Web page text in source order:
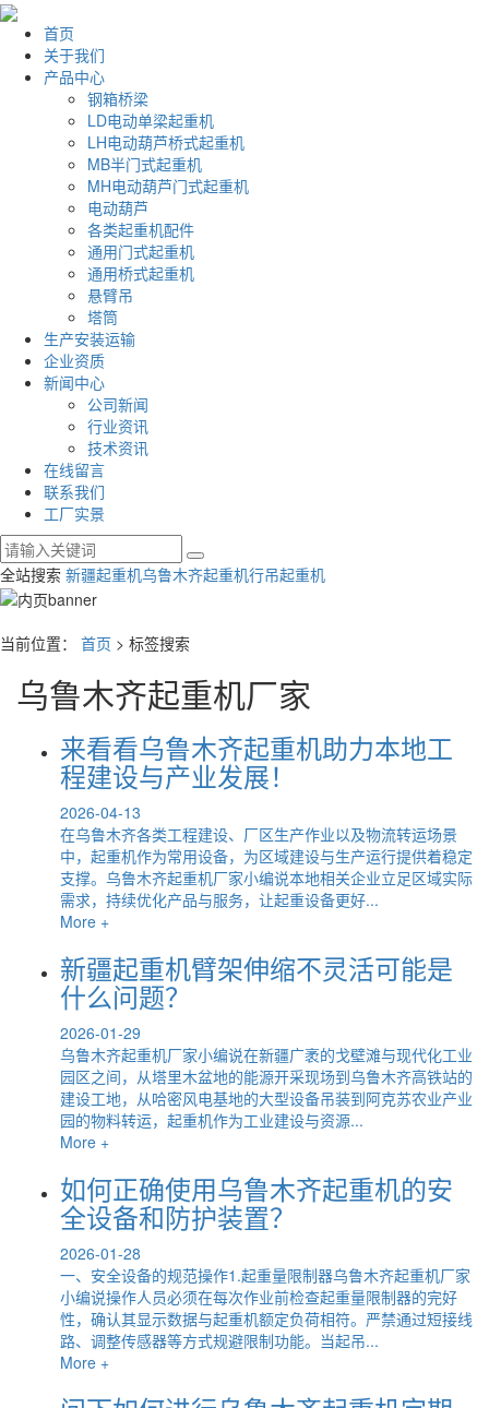
首页
关于我们
产品中心
钢箱桥梁
LD电动单梁起重机
LH电动葫芦桥式起重机
MB半门式起重机
MH电动葫芦门式起重机
电动葫芦
各类起重机配件
通用门式起重机
通用桥式起重机
悬臂吊
塔筒
生产安装运输
企业资质
新闻中心
公司新闻
行业资讯
技术资讯
在线留言
联系我们
工厂实景
全站搜索 新疆起重机乌鲁木齐起重机行吊起重机
当前位置： 首页 > 标签搜索
乌鲁木齐起重机厂家
来看看乌鲁木齐起重机助力本地工
程建设与产业发展！
2026-04-13
在乌鲁木齐各类工程建设、厂区生产作业以及物流转运场景
中，起重机作为常用设备，为区域建设与生产运行提供着稳定
支撑。乌鲁木齐起重机厂家小编说本地相关企业立足区域实际
需求，持续优化产品与服务，让起重设备更好...
More +
新疆起重机臂架伸缩不灵活可能是
什么问题？
2026-01-29
乌鲁木齐起重机厂家小编说在新疆广袤的戈壁滩与现代化工业
园区之间，从塔里木盆地的能源开采现场到乌鲁木齐高铁站的
建设工地，从哈密风电基地的大型设备吊装到阿克苏农业产业
园的物料转运，起重机作为工业建设与资源...
More +
如何正确使用乌鲁木齐起重机的安
全设备和防护装置？
2026-01-28
一、安全设备的规范操作1.起重量限制器乌鲁木齐起重机厂家
小编说操作人员必须在每次作业前检查起重量限制器的完好
性，确认其显示数据与起重机额定负荷相符。严禁通过短接线
路、调整传感器等方式规避限制功能。当起吊...
More +